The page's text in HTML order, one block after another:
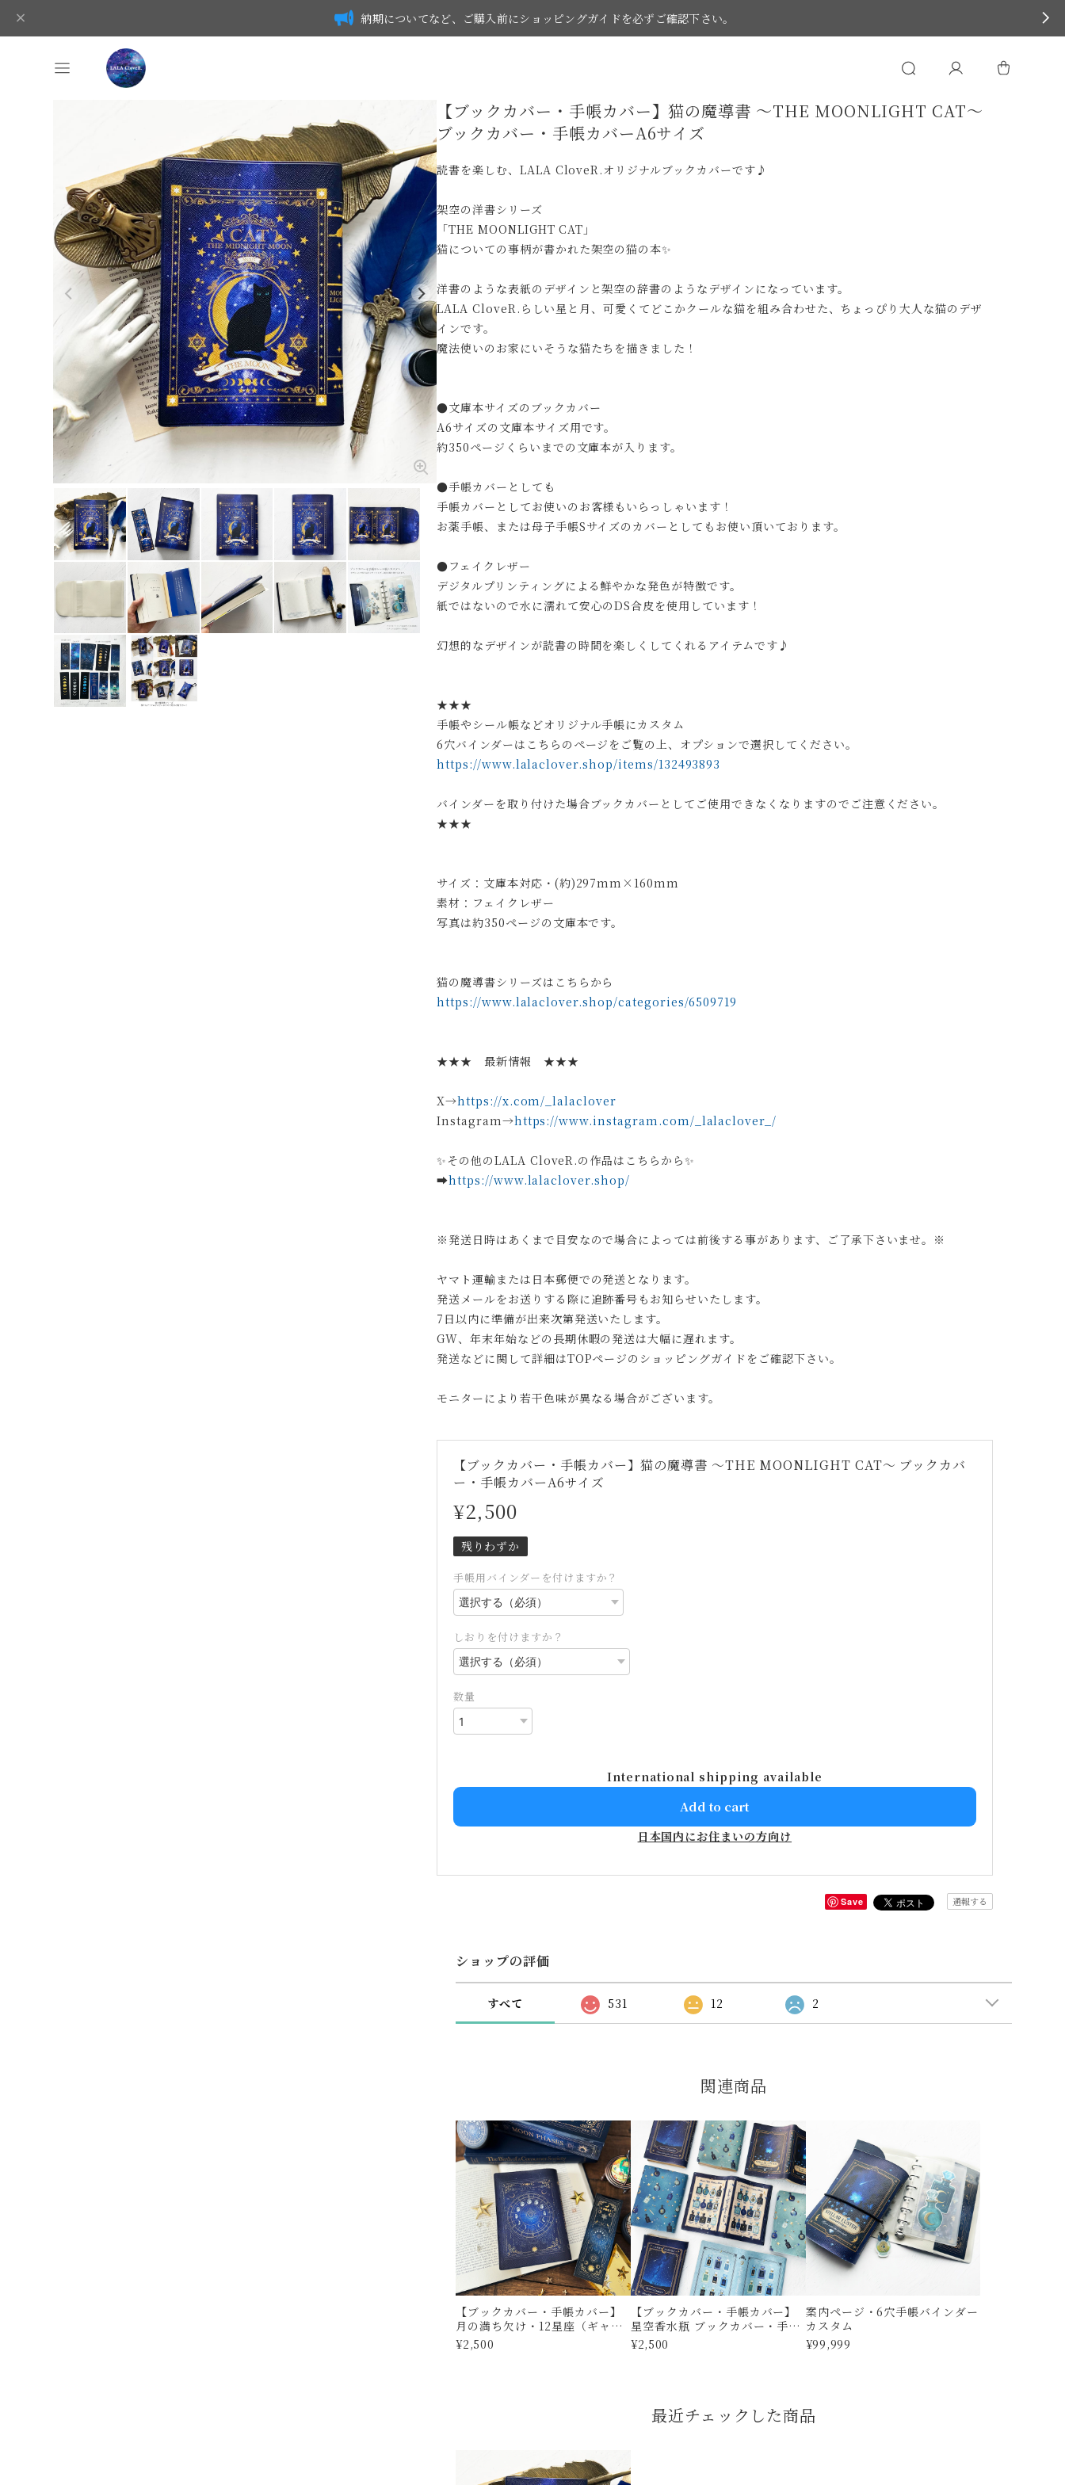
納期についてなど、ご購入前にショッピングガイドを必ずご確認下さい。
お買い物の際はショッピングガイドをご覧下さい。
【ブックカバー・手帳カバー】猫の魔導書 〜THE MOONLIGHT CAT〜
ブックカバー・手帳カバーA6サイズ
読書を楽しむ、LALA CloveR.オリジナルブックカバーです♪
架空の洋書シリーズ
「THE MOONLIGHT CAT」
猫についての事柄が書かれた架空の猫の本✨
洋書のような表紙のデザインと架空の辞書のようなデザインになっています。
LALA CloveR.らしい星と月、可愛くてどこかクールな猫を組み合わせた、ちょっぴり大人な猫のデザ
インです。
魔法使いのお家にいそうな猫たちを描きました！
●文庫本サイズのブックカバー
A6サイズの文庫本サイズ用です。
約350ページくらいまでの文庫本が入ります。
●手帳カバーとしても
手帳カバーとしてお使いのお客様もいらっしゃいます！
お薬手帳、または母子手帳Sサイズのカバーとしてもお使い頂いております。
●フェイクレザー
デジタルプリンティングによる鮮やかな発色が特徴です。
紙ではないので水に濡れて安心のDS合皮を使用しています！
幻想的なデザインが読書の時間を楽しくしてくれるアイテムです♪
★★★
手帳やシール帳などオリジナル手帳にカスタム
6穴バインダーはこちらのページをご覧の上、オプションで選択してください。
https://www.lalaclover.shop/items/132493893
バインダーを取り付けた場合ブックカバーとしてご使用できなくなりますのでご注意ください。
★★★
サイズ：文庫本対応・(約)297mm×160mm
素材：フェイクレザー
写真は約350ページの文庫本です。
猫の魔導書シリーズはこちらから
https://www.lalaclover.shop/categories/6509719
★★★ 最新情報 ★★★
X→https://x.com/_lalaclover
Instagram→https://www.instagram.com/_lalaclover_/
✨その他のLALA CloveR.の作品はこちらから✨
➡︎https://www.lalaclover.shop/
※発送日時はあくまで目安なので場合によっては前後する事があります、ご了承下さいませ。※
ヤマト運輸または日本郵便での発送となります。
発送メールをお送りする際に追跡番号もお知らせいたします。
7日以内に準備が出来次第発送いたします。
GW、年末年始などの長期休暇の発送は大幅に遅れます。
発送などに関して詳細はTOPページのショッピングガイドをご確認下さい。
モニターにより若干色味が異なる場合がございます。
【ブックカバー・手帳カバー】猫の魔導書 〜THE MOONLIGHT CAT〜 ブックカバ
ー・手帳カバーA6サイズ
¥2,500
残りわずか
手帳用バインダーを付けますか？
しおりを付けますか？
数量
International shipping available
Add to cart
日本国内にお住まいの方向け
Save 通報する
ショップの評価
すべて 531 12 2
関連商品
【ブックカバー・手帳カバー】
月の満ち欠け・12星座（ギャラ
クシー） ブックカバー・手帳カ
バーA6サイズ
¥2,500
【ブックカバー・手帳カバー】
星空香水瓶 ブックカバー・手帳
カバーA6サイズ
¥2,500
案内ページ・6穴手帳バインダー
カスタム
¥99,999
最近チェックした商品